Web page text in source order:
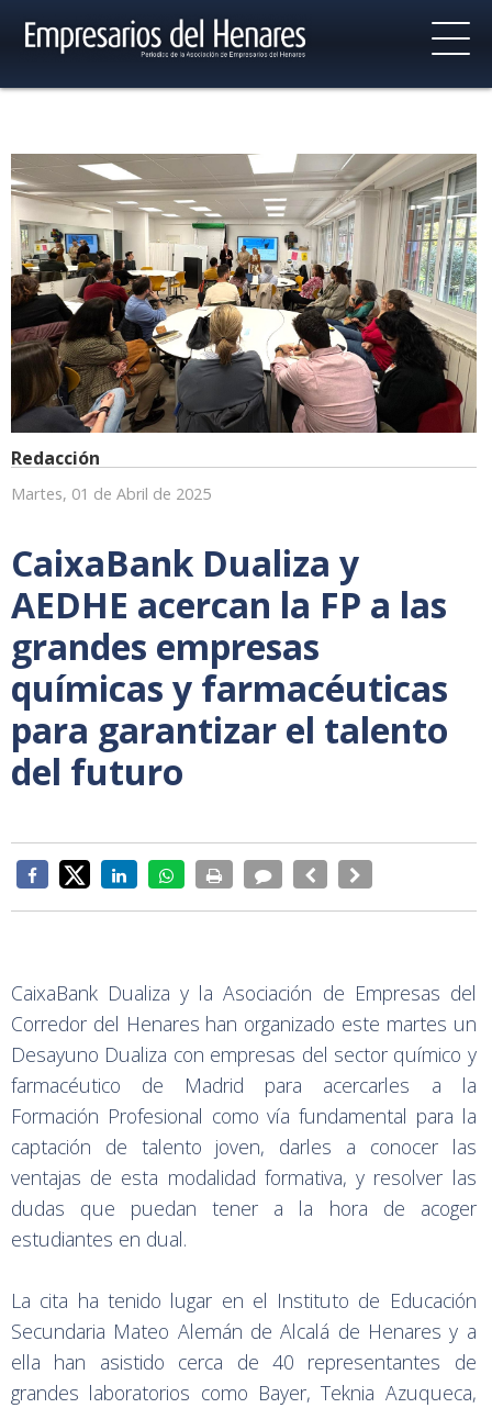
Redacción
Martes, 01 de Abril de 2025
CaixaBank Dualiza y
AEDHE acercan la FP a las
grandes empresas
químicas y farmacéuticas
para garantizar el talento
del futuro
CaixaBank Dualiza y la Asociación de Empresas del
Corredor del Henares han organizado este martes un
Desayuno Dualiza con empresas del sector químico y
farmacéutico de Madrid para acercarles a la
Formación Profesional como vía fundamental para la
captación de talento joven, darles a conocer las
ventajas de esta modalidad formativa, y resolver las
dudas que puedan tener a la hora de acoger
estudiantes en dual.
La cita ha tenido lugar en el Instituto de Educación
Secundaria Mateo Alemán de Alcalá de Henares y a
ella han asistido cerca de 40 representantes de
grandes laboratorios como Bayer, Teknia Azuqueca,